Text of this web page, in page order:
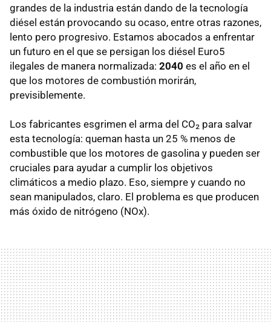
grandes de la industria están dando de la tecnología
diésel están provocando su ocaso, entre otras razones,
lento pero progresivo. Estamos abocados a enfrentar
un futuro en el que se persigan los diésel Euro5
ilegales de manera normalizada: 2040 es el año en el
que los motores de combustión morirán,
previsiblemente.
Los fabricantes esgrimen el arma del CO₂ para salvar
esta tecnología: queman hasta un 25 % menos de
combustible que los motores de gasolina y pueden ser
cruciales para ayudar a cumplir los objetivos
climáticos a medio plazo. Eso, siempre y cuando no
sean manipulados, claro. El problema es que producen
más óxido de nitrógeno (NOx).